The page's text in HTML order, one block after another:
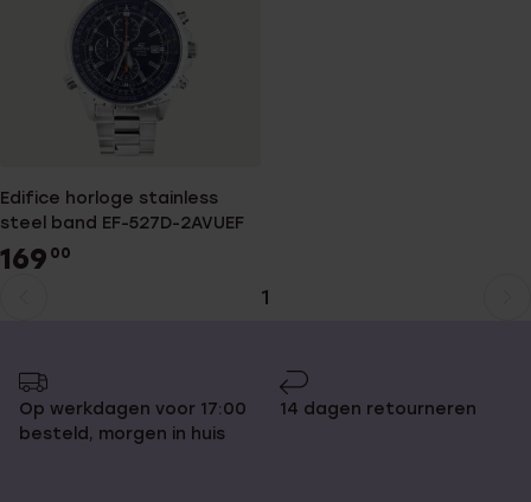
Edifice horloge stainless
steel band EF-527D-2AVUEF
169 00
1
Op werkdagen voor 17:00
besteld, morgen in huis
14 dagen retourneren